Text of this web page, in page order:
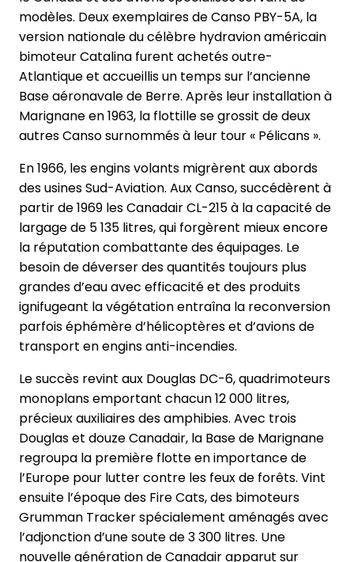
modèles. Deux exemplaires de Canso PBY-5A, la
version nationale du célèbre hydravion américain
bimoteur Catalina furent achetés outre-
Atlantique et accueillis un temps sur l’ancienne
Base aéronavale de Berre. Après leur installation à
Marignane en 1963, la flottille se grossit de deux
autres Canso surnommés à leur tour « Pélicans ».
En 1966, les engins volants migrèrent aux abords
des usines Sud-Aviation. Aux Canso, succédèrent à
partir de 1969 les Canadair CL-215 à la capacité de
largage de 5 135 litres, qui forgèrent mieux encore
la réputation combattante des équipages. Le
besoin de déverser des quantités toujours plus
grandes d’eau avec efficacité et des produits
ignifugeant la végétation entraîna la reconversion
parfois éphémère d’hélicoptères et d’avions de
transport en engins anti-incendies.
Le succès revint aux Douglas DC-6, quadrimoteurs
monoplans emportant chacun 12 000 litres,
précieux auxiliaires des amphibies. Avec trois
Douglas et douze Canadair, la Base de Marignane
regroupa la première flotte en importance de
l’Europe pour lutter contre les feux de forêts. Vint
ensuite l’époque des Fire Cats, des bimoteurs
Grumman Tracker spécialement aménagés avec
l’adjonction d’une soute de 3 300 litres. Une
nouvelle génération de Canadair apparut sur